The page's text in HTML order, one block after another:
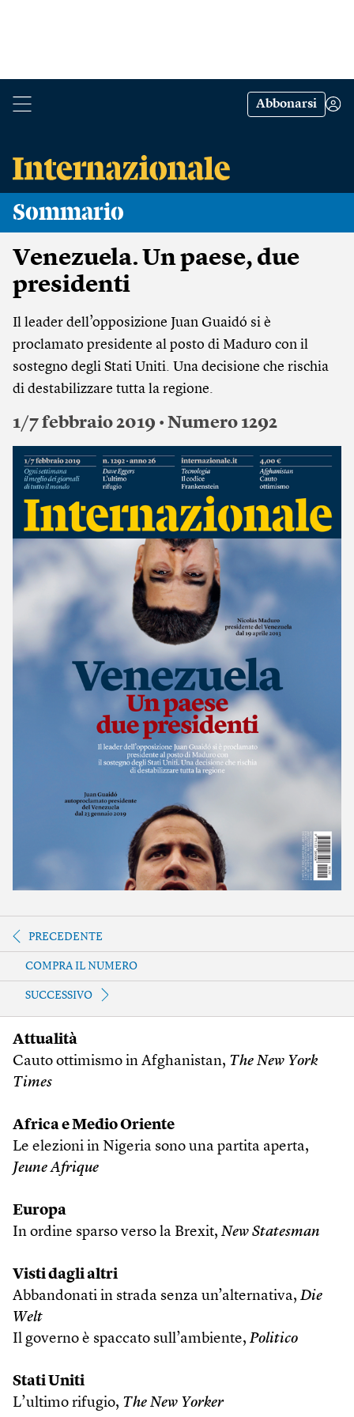
Abbonarsi
Sommario
Venezuela. Un paese, due
presidenti
Il leader dell’opposizione Juan Guaidó si è
proclamato presidente al posto di Maduro con il
sostegno degli Stati Uniti. Una decisione che rischia
di destabilizzare tutta la regione.
1/7 febbraio 2019 • Numero 1292
PRECEDENTE
COMPRA IL NUMERO
SUCCESSIVO
Attualità
Cauto ottimismo in Afghanistan, The New York
Times
Africa e Medio Oriente
Le elezioni in Nigeria sono una partita aperta,
Jeune Afrique
Europa
In ordine sparso verso la Brexit, New Statesman
Visti dagli altri
Abbandonati in strada senza un’alternativa, Die
Welt
Il governo è spaccato sull’ambiente, Politico
Stati Uniti
L’ultimo rifugio, The New Yorker